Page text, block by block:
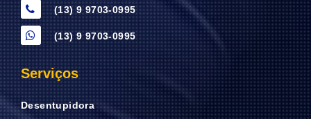
(13) 9 9703-0995
(13) 9 9703-0995
Serviços
Desentupidora